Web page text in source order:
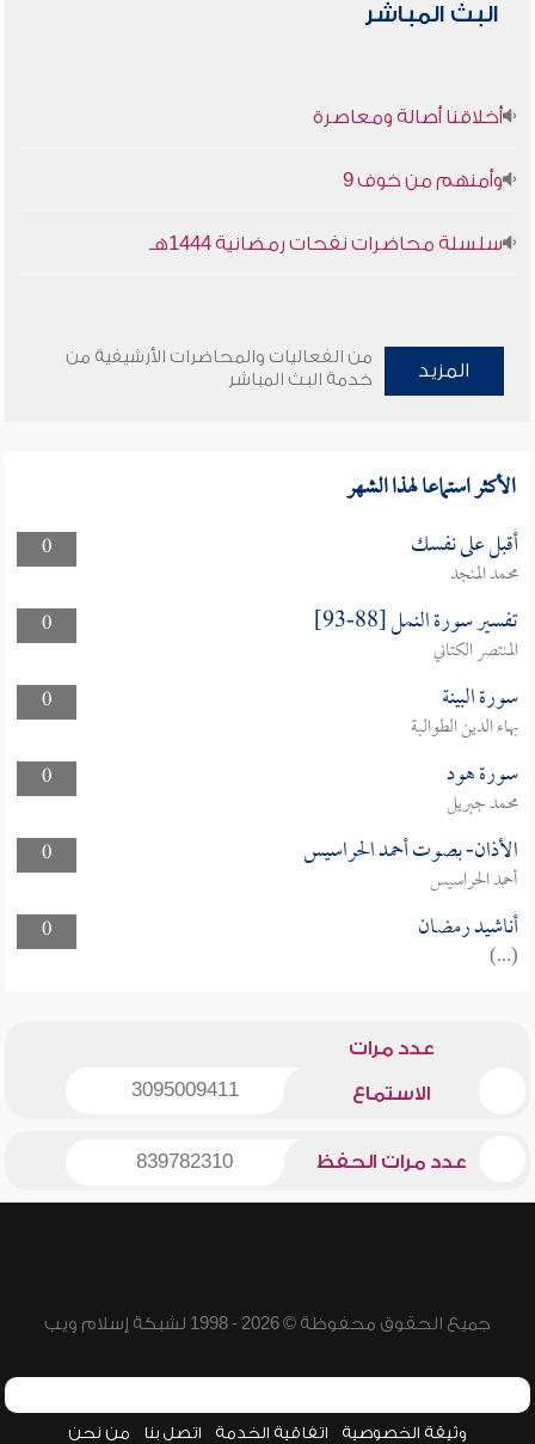
البث المباشر
أخلاقنا أصالة ومعاصرة
وأمنهم من خوف 9
سلسلة محاضرات نفحات رمضانية 1444هـ
المزيد
من الفعاليات والمحاضرات الأرشيفية من
خدمة البث المباشر
الأكثر استماعا لهذا الشهر
0 أقبل على نفسك
محمد المنجد
0
تفسير سورة النمل [88-93]
المنتصر الكتاني
0
سورة البينة
بهاء الدين الطوالبة
0
سورة هود
محمد جبريل
0
الأذان- بصوت أحمد الحراسيس
أحمد الحراسيس
0
أناشيد رمضان
(...)
عدد مرات
الاستماع 3095009411
عدد مرات الحفظ 839782310
جميع الحقوق محفوظة © 2026 - 1998 لشبكة إسلام ويب
وثيقة الخصوصية اتفاقية الخدمة اتصل بنا من نحن